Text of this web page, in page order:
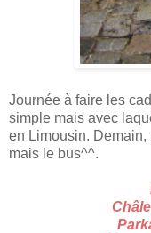
Journée à faire les
simple mais avec
en Limousin.
mais le bus^^.